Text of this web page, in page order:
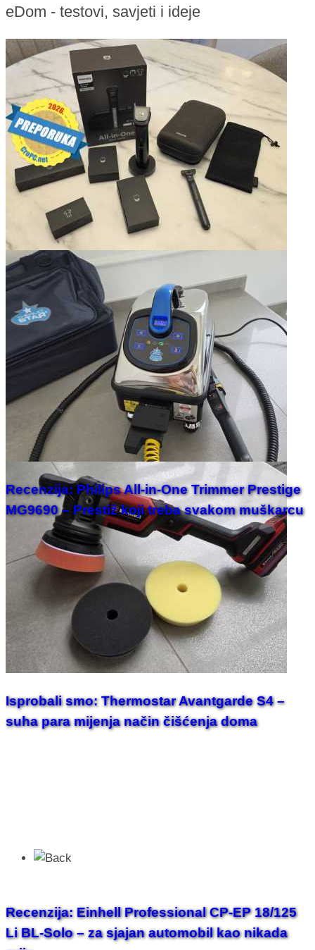
eDom - testovi, savjeti i ideje
Recenzija: Philips All-in-One Trimmer Prestige
MG9690 – Prestiž koji treba svakom muškarcu
Isprobali smo: Thermostar Avantgarde S4 –
suha para mijenja način čišćenja doma
Recenzija: Einhell Professional CP-EP 18/125
Li BL-Solo – za sjajan automobil kao nikada